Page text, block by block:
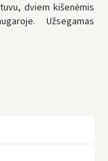
dviem kišenėmis
Užsegamas